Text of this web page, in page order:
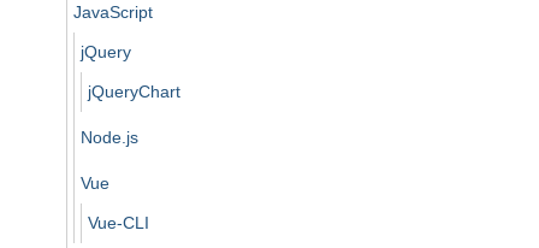
JavaScript
jQuery
jQueryChart
Node.js
Vue
Vue-CLI